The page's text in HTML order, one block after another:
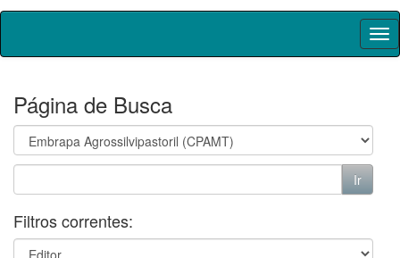
Skip
Página de Busca
Filtros correntes: